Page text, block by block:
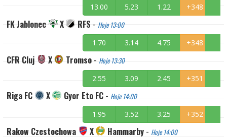
13.00 5.23 1.22 +348
FK Jablonec X RFS - Hoje 13:00
1.70 3.14 4.75 +348
CFR Cluj X Tromso - Hoje 13:30
2.55 3.09 2.45 +351
Riga FC X Gyor Eto FC - Hoje 14:00
1.95 3.52 3.25 +352
Rakow Czestochowa X Hammarby - Hoje 14:00